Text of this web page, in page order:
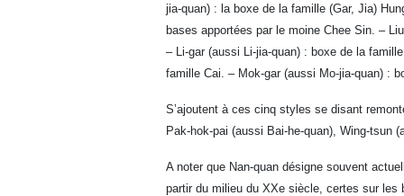
jia-quan) : la boxe de la famille (Gar, Jia)
bases apportées par le moine Chee Sin. –
– Li-gar (aussi Li-jia-quan) : boxe de la
famille Cai. – Mok-gar (aussi Mo-jia-quan) :
S’ajoutent à ces cinq styles se disant
Pak-hok-pai (aussi Bai-he-quan), Wing-tsun
A noter que Nan-quan désigne souvent
partir du milieu du XXe siècle, certes sur